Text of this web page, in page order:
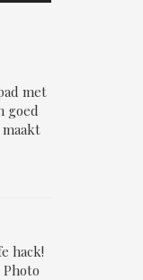
met
goed
hack!